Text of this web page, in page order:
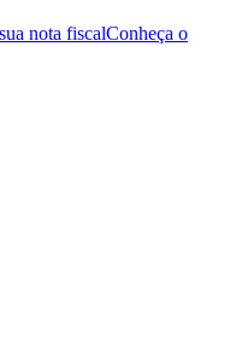
nota fiscalConheça o